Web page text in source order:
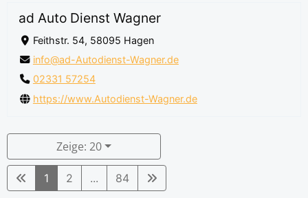
ad Auto Dienst Wagner
Feithstr. 54, 58095 Hagen
info@ad-Autodienst-Wagner.de
02331 57254
https://www.Autodienst-Wagner.de
Zeige: 20
1 2 ... 84